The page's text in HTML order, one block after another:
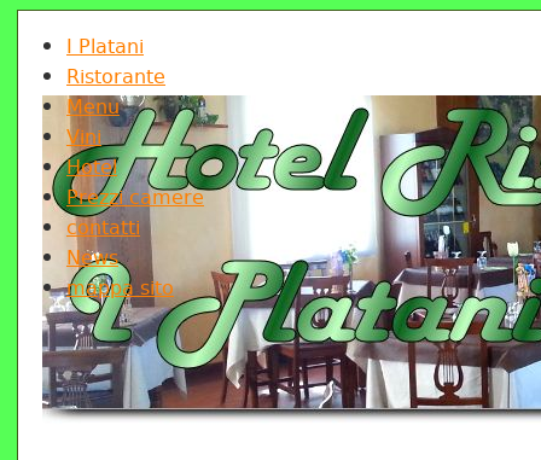
I Platani
Ristorante
Menu
Vini
Hotel
Prezzi camere
contatti
News
mappa sito